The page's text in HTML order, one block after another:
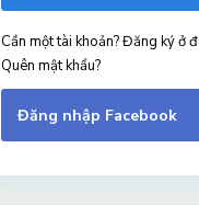
Cần một tài khoản? Đăng ký ở
Quên mật khẩu?
Đăng nhập Facebook